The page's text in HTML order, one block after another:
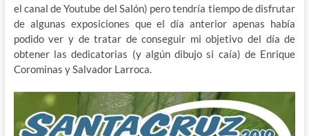
el canal de Youtube del Salón) pero tendría tiempo de disfrutar
de algunas exposiciones que el día anterior apenas había
podido ver y de tratar de conseguir mi objetivo del día de
obtener las dedicatorias (y algún dibujo si caía) de Enrique
Corominas y Salvador Larroca.